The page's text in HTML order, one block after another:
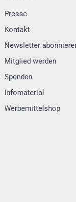
Presse
Kontakt
Newsletter
Mitglied werden
Spenden
Infomaterial
Werbemittelshop